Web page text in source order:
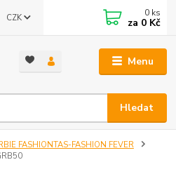
Menu
CZK
Hledat
0 ks
za 0 Kč
FASHIONTAS-FASHION FEVER